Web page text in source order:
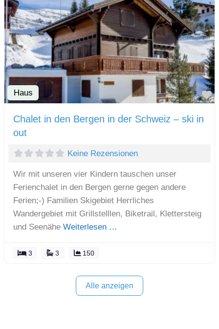
Haus
Chalet in den Bergen in der Schweiz – ski in
out
Keine Rezensionen
Wir mit unseren vier Kindern tauschen unser
Ferienchalet in den Bergen gerne gegen andere
Ferien;-) Familien Skigebiet Herrliches
Wandergebiet mit Grillstelllen, Biketrail, Klettersteig
und Seenähe Weiterlesen …
3 3 150
Alle anzeigen